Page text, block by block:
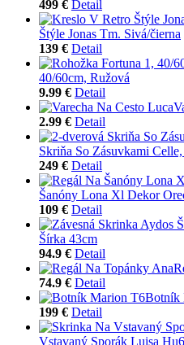
499 € Detail
Štýle Jonas Tm. Sivá/čierna
139 € Detail
40/60cm, Ružová
9.99 € Detail
2.99 € Detail
Skriňa So Zásuvkami
249 € Detail
Šanóny Lona Xl Dekor
109 € Detail
Šírka 43cm
94.9 € Detail
74.9 € Detail
Botník
199 € Detail
Vstavaný Sporák Luisa